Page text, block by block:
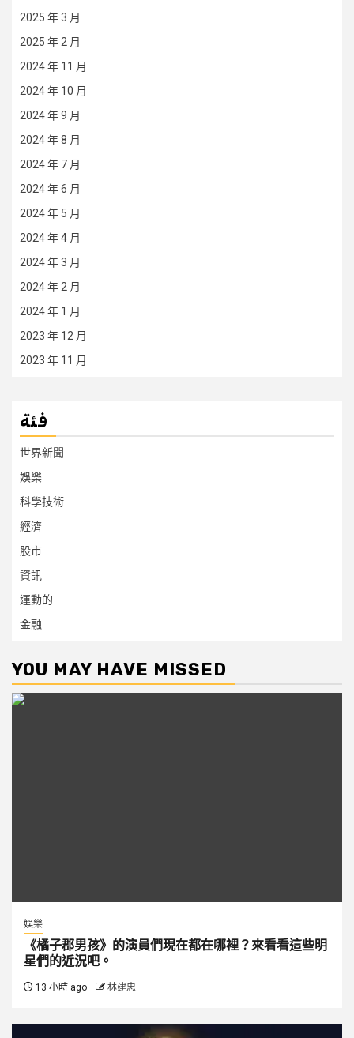
2025 年 3 月
2025 年 2 月
2024 年 11 月
2024 年 10 月
2024 年 9 月
2024 年 8 月
2024 年 7 月
2024 年 6 月
2024 年 5 月
2024 年 4 月
2024 年 3 月
2024 年 2 月
2024 年 1 月
2023 年 12 月
2023 年 11 月
فئة
世界新聞
娛樂
科學技術
經濟
股市
資訊
運動的
金融
YOU MAY HAVE MISSED
娛樂
《橘子郡男孩》的演員們現在都在哪裡？來看看這些明
星們的近況吧。
13 小時 ago 林建忠